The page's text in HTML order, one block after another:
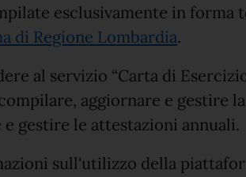
esclusivamente in forma
di Regione Lombardia.
al servizio “Carta di
aggiornare e gestire
gestire le attestazioni annuali.
sull'utilizzo della